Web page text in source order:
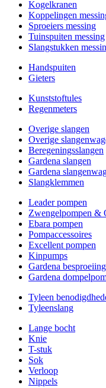
Kogelkranen
Koppelingen
Sproeiers messing
Tuinspuiten messing
Slangstukken
Handspuiten
Gieters
Kunststoftules
Regenmeters
Overige slangen
Overige
Beregeningsslangen
Gardena slangen
Gardena
Slangklemmen
Leader pompen
Zwengelpompen &
Ebara pompen
Pompaccessoires
Excellent pompen
Kinpumps
Gardena
Gardena
Tyleen
Tyleenslang
Lange bocht
Knie
T-stuk
Sok
Verloop
Nippels